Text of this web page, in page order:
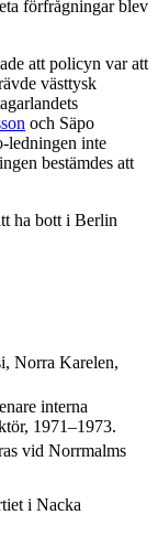
förfrågningar blev
att policyn var att
västtysk
och Säpo
ledningen inte
bestämdes att
ha bott i Berlin
Norra Karelen,
interna
1971–1973.
vid Norrmalms
i Nacka